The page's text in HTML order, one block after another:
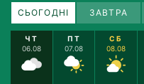
СЬОГОДНІ ЗАВТРА
ЧТ
06.08
ПТ
07.08
СБ
08.08